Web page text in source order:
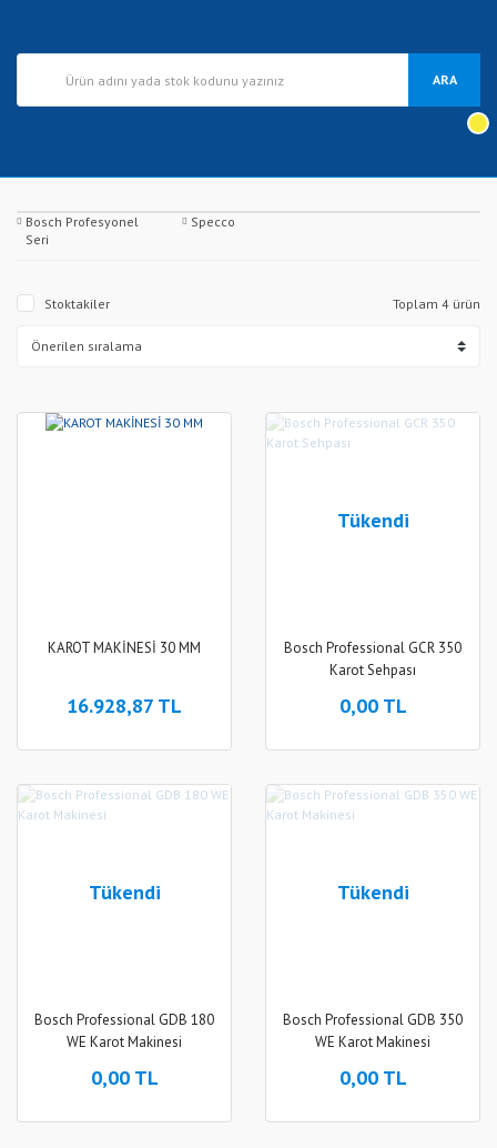
ARA
Bosch Profesyonel
Seri
Specco
Stoktakiler Toplam 4 ürün
KAROT MAKİNESİ 30 MM
16.928,87 TL
Tükendi
Bosch Professional GCR 350
Karot Sehpası
0,00 TL
Tükendi
Bosch Professional GDB 180
WE Karot Makinesi
0,00 TL
Tükendi
Bosch Professional GDB 350
WE Karot Makinesi
0,00 TL